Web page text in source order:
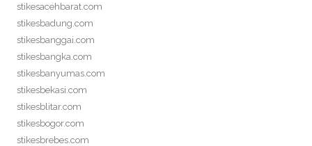
stikesacehbarat.com
stikesbadung.com
stikesbanggai.com
stikesbangka.com
stikesbanyumas.com
stikesbekasi.com
stikesblitar.com
stikesbogor.com
stikesbrebes.com